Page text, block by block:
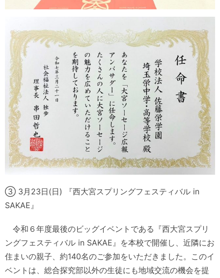
③ 3月23日(日) 『西大宮スプリングフェスティバル in
SAKAE』
令和６年度最後のビッグイベントである『西大宮スプリ
ングフェスティバル in SAKAE』を本校で開催し、近隣にお
住まいの親子、約140名のご参加をいただきました。このイ
ベントは、総合探究部以外の生徒にも地域交流の機会を提